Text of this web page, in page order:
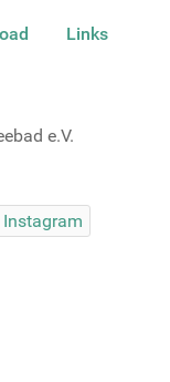
Links
e.V.
Instagram